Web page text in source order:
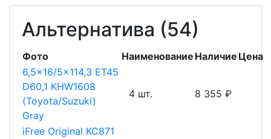
Альтернатива (54)
Фото Наименование Наличие Цена
6,5x16/5x114,3 ET45
D60,1 KHW1608
(Toyota/Suzuki)
Gray
4 шт. 8 355 ₽
iFree Original КС871